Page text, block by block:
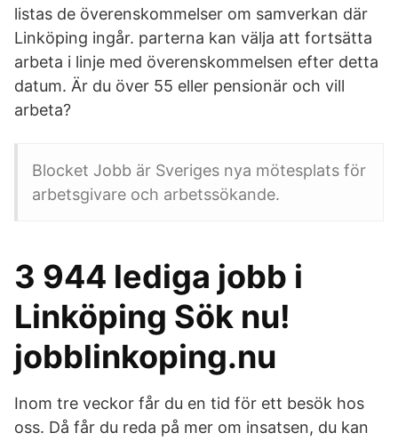
listas de överenskommelser om samverkan där
Linköping ingår. parterna kan välja att fortsätta
arbeta i linje med överenskommelsen efter detta
datum. Är du över 55 eller pensionär och vill
arbeta?
Blocket Jobb är Sveriges nya mötesplats för
arbetsgivare och arbetssökande.
3 944 lediga jobb i
Linköping Sök nu!
jobblinkoping.nu
Inom tre veckor får du en tid för ett besök hos
oss. Då får du reda på mer om insatsen, du kan